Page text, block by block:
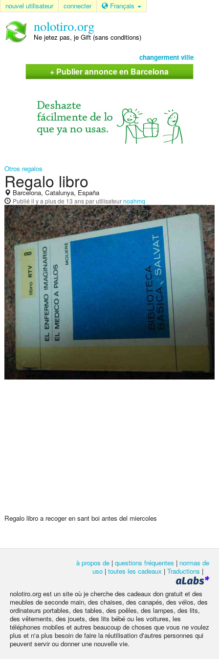
nouvel utilisateur connecter Français
nolotiro.org
Ne jetez pas, je Gift (sans conditions)
changerment ville
+ Publier annonce en Barcelona
Otros regalos
Regalo libro
Barcelona, Catalunya, España
Publié il y a plus de 13 anspar utilisateurnoahmq
Regalo libro a recoger en sant boi antes del miercoles
à propos de | questions fréquentes | normas de
uso | toutes les cadeaux | Traductions |
nolotiro.org est un site où je cherche des cadeaux don gratuit et des
meubles de seconde main, des chaises, des canapés, des vélos, des
ordinateurs portables, des tables, des poêles, des lampes, des lits,
des vêtements, des jouets, des lits bébé ou les voitures, les
téléphones mobiles et autres beaucoup de choses que vous ne voulez
plus et n'a plus besoin de faire la réutilisation d'autres personnes qui
peuvent servir ou donner une nouvelle vie.